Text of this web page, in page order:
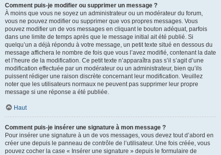
Comment puis-je modifier ou supprimer un message ?
À moins que vous ne soyez un administrateur ou un modérateur du forum,
vous ne pouvez modifier ou supprimer que vos propres messages. Vous
pouvez modifier un de vos messages en cliquant le bouton adéquat, parfois
dans une limite de temps après que le message initial ait été publié. Si
quelqu’un a déjà répondu à votre message, un petit texte situé en dessous du
message affichera le nombre de fois que vous l’avez modifié, contenant la date
et l’heure de la modification. Ce petit texte n’apparaîtra pas s’il s’agit d’une
modification effectuée par un modérateur ou un administrateur, bien qu’ils
puissent rédiger une raison discrète concernant leur modification. Veuillez
noter que les utilisateurs normaux ne peuvent pas supprimer leur propre
message si une réponse a été publiée.
Haut
Comment puis-je insérer une signature à mon message ?
Pour insérer une signature à un de vos messages, vous devez tout d’abord en
créer une depuis le panneau de contrôle de l’utilisateur. Une fois créée, vous
pouvez cocher la case « Insérer une signature » depuis le formulaire de